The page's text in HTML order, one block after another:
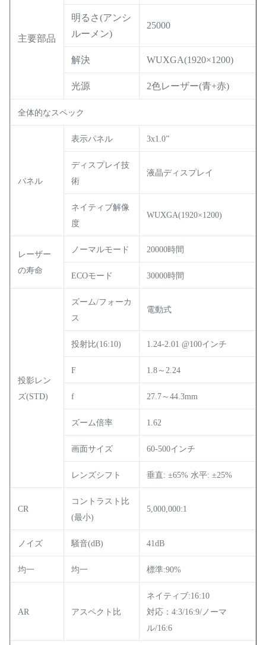
主要部品
明るさ(アンシ
ルーメン)
25000
解決 WUXGA(1920×1200)
光源 2色レーザー(青+赤)
全体的なスペック
パネル
表示パネル 3x1.0”
ディスプレイ技
術
液晶ディスプレイ
ネイティブ解像
度
WUXGA(1920×1200)
レーザー
の寿命
ノーマルモード 20000時間
ECOモード 30000時間
投影レン
ズ(STD)
ズーム/フォーカ
ス
電動式
投射比(16:10) 1.24-2.01 @100インチ
F 1.8～2.24
f 27.7～44.3mm
ズーム倍率 1.62
画面サイズ 60-500インチ
レンズシフト 垂直: ±65% 水平: ±25%
CR
コントラスト比
(最小)
5,000,000:1
ノイズ 騒音(dB) 41dB
均一 均一 標準:90%
AR アスペクト比
ネイティブ:16:10
対応：4:3/16:9/ノーマ
ル/16:6